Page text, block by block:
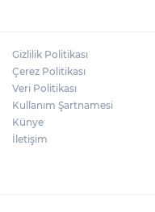
Gizlilik Politikası
Çerez Politikası
Veri Politikası
Kullanım Şartnamesi
Künye
İletişim